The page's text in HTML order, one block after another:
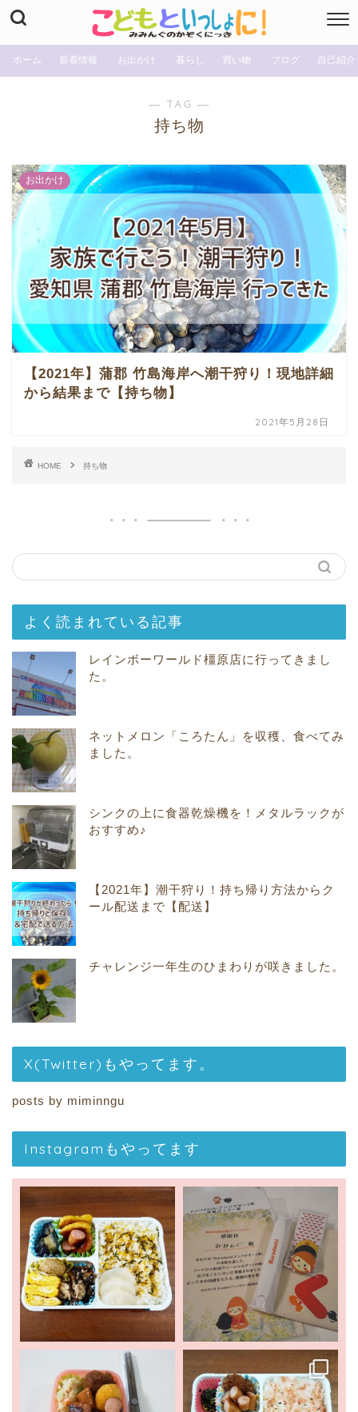
ホーム 新着情報 お出かけ 暮らし 買い物 ブログ 自己紹介
― TAG ―
持ち物
お出かけ
【2021年】蒲郡 竹島海岸へ潮干狩り！現地詳細
から結果まで【持ち物】
2021年5月28日
HOME 持ち物
よく読まれている記事
レインボーワールド橿原店に行ってきまし
た。
ネットメロン「ころたん」を収穫、食べてみ
ました。
シンクの上に食器乾燥機を！メタルラックが
おすすめ♪
【2021年】潮干狩り！持ち帰り方法からク
ール配送まで【配送】
チャレンジ一年生のひまわりが咲きました。
X(Twitter)もやってます。
posts by miminngu
Instagramもやってます